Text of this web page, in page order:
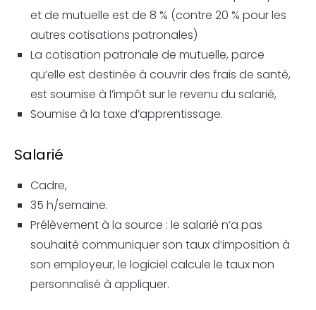
et de mutuelle est de 8 % (contre 20 % pour les
autres cotisations patronales)
La cotisation patronale de mutuelle, parce
qu’elle est destinée à couvrir des frais de santé,
est soumise à l’impôt sur le revenu du salarié,
Soumise à la taxe d’apprentissage.
Salarié
Cadre,
35 h/semaine.
Prélèvement à la source : le salarié n’a pas
souhaité communiquer son taux d’imposition à
son employeur, le logiciel calcule le taux non
personnalisé à appliquer.